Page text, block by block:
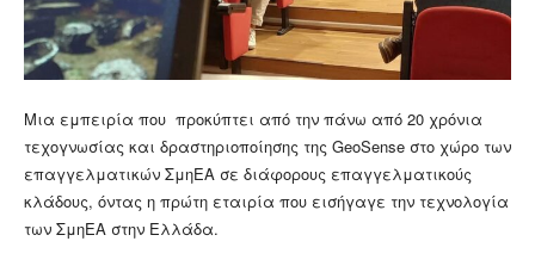
Μια εμπειρία που προκύπτει από την πάνω από 20 χρόνια
τεχογνωσίας και δραστηριοποίησης της GeoSense στο χώρο των
επαγγελματικών ΣμηΕΑ σε διάφορους επαγγελματικούς
κλάδους, όντας η πρώτη εταιρία που εισήγαγε την τεχνολογία
των ΣμηΕΑ στην Ελλάδα.